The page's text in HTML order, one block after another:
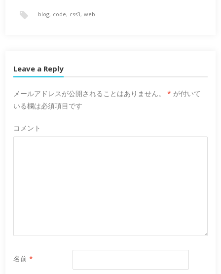
blog, code, css3, web
Leave a Reply
メールアドレスが公開されることはありません。 * が付いて
いる欄は必須項目です
コメント
名前*